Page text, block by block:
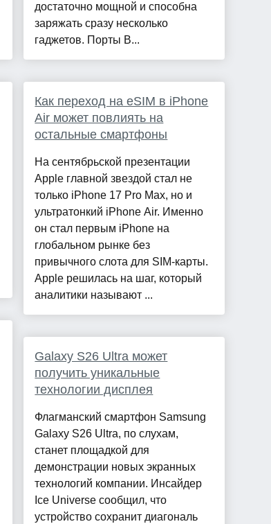
достаточно мощной и способна
заряжать сразу несколько
гаджетов. Порты В...
Как переход на eSIM в iPhone
Air может повлиять на
остальные смартфоны
На сентябрьской презентации
Apple главной звездой стал не
только iPhone 17 Pro Max, но и
ультратонкий iPhone Air. Именно
он стал первым iPhone на
глобальном рынке без
привычного слота для SIM-карты.
Apple решилась на шаг, который
аналитики называют ...
Galaxy S26 Ultra может
получить уникальные
технологии дисплея
Флагманский смартфон Samsung
Galaxy S26 Ultra, по слухам,
станет площадкой для
демонстрации новых экранных
технологий компании. Инсайдер
Ice Universe сообщил, что
устройство сохранит диагональ